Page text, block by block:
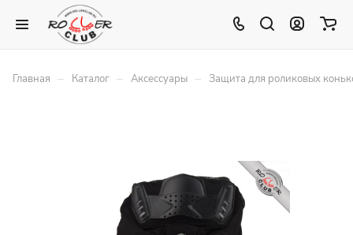
Главная – Каталог – Аксессуары – Защита для роликовых